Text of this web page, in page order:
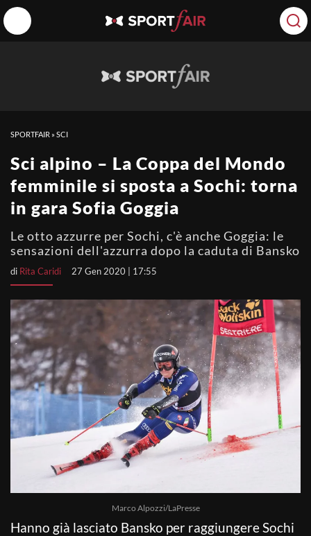
SPORTFAIR »SCI
Sci alpino – La Coppa del Mondo
femminile si sposta a Sochi: torna
in gara Sofia Goggia
Le otto azzurre per Sochi, c'è anche Goggia: le
sensazioni dell'azzurra dopo la caduta di Bansko
di Rita Caridi 27 Gen 2020 | 17:55
Marco Alpozzi/LaPresse
Hanno già lasciato Bansko per raggiungere Sochi